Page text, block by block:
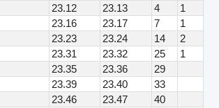
23.12 23.13 4
1
23.16 23.17 7
1
23.23 23.24 14
2
23.31 23.32 25
1
23.35 23.36
29
23.39 23.40
33
23.46 23.47
40